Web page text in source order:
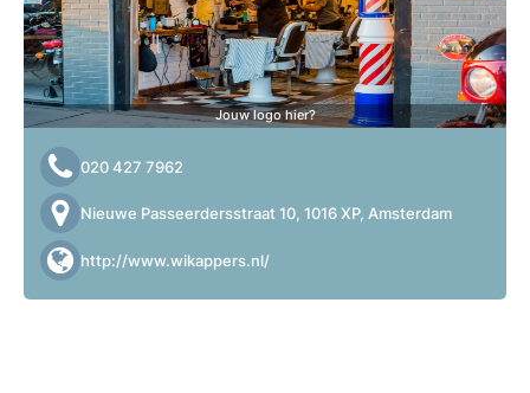
Jouw logo hier?
020 427 7962
Nieuwe Passeerdersstraat 10, 1016 XP, Amsterdam
http://www.wikappers.nl/